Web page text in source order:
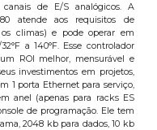
de E/S analógicos. A
atende aos requisitos de
climas) e pode operar em
a 140°F. Esse controlador
ROI melhor, mensurável e
investimentos em projetos,
1 porta Ethernet para serviço,
anel (apenas para racks ES
de programação. Ele tem
2048 kb para dados, 10 kb